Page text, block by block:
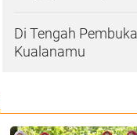
Di Tengah
Kualanamu